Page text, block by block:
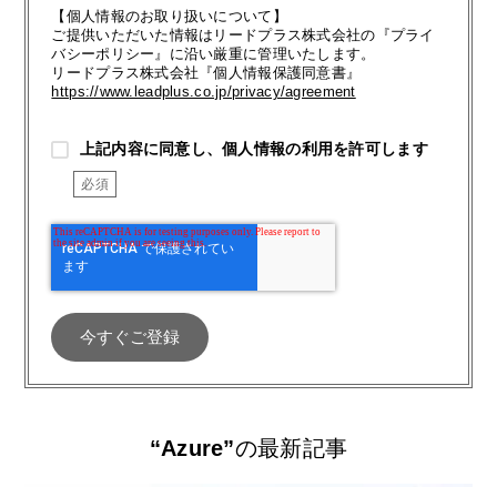
【個人情報のお取り扱いについて】
ご提供いただいた情報はリードプラス株式会社の『プライ
バシーポリシー』に沿い厳重に管理いたします。
リードプラス株式会社『個人情報保護同意書』
https://www.leadplus.co.jp/privacy/agreement
上記内容に同意し、個人情報の利用を許可します
“Azure”の最新記事